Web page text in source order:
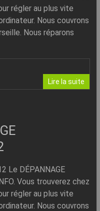
régler au plus vite
Nous couvrons
Nous réparons
Lire la suite
Le DÉPANNAGE
Vous trouverez chez
régler au plus vite
Nous couvrons